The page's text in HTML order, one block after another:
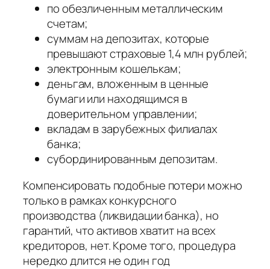
по обезличенным металлическим
счетам;
суммам на депозитах, которые
превышают страховые 1,4 млн рублей;
электронным кошелькам;
деньгам, вложенным в ценные
бумаги или находящимся в
доверительном управлении;
вкладам в зарубежных филиалах
банка;
субординированным депозитам.
Компенсировать подобные потери можно
только в рамках конкурсного
производства (ликвидации банка), но
гарантий, что активов хватит на всех
кредиторов, нет. Кроме того, процедура
нередко длится не один год